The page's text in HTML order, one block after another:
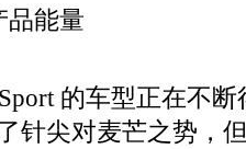
能量
的车型正在不
针尖对麦芒之势，